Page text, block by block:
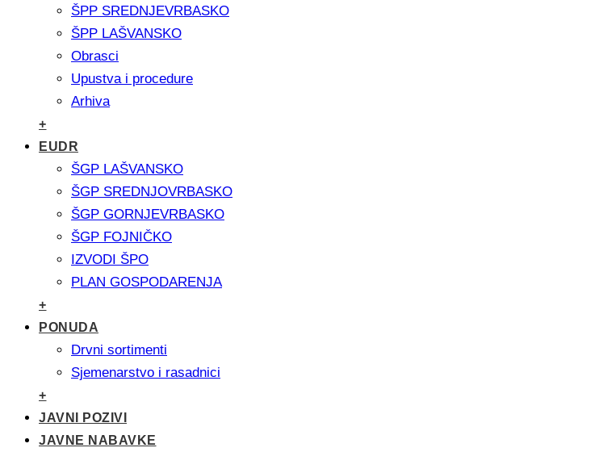
ŠPP SREDNJEVRBASKO
ŠPP LAŠVANSKO
Obrasci
Upustva i procedure
Arhiva
+
EUDR
ŠGP LAŠVANSKO
ŠGP SREDNJOVRBASKO
ŠGP GORNJEVRBASKO
ŠGP FOJNIČKO
IZVODI ŠPO
PLAN GOSPODARENJA
+
PONUDA
Drvni sortimenti
Sjemenarstvo i rasadnici
+
JAVNI POZIVI
JAVNE NABAVKE